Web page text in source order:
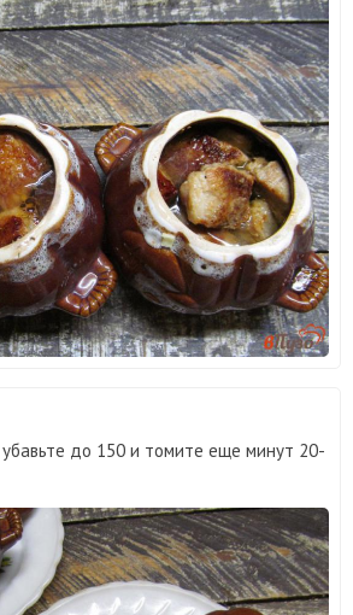
до 150 и томите еще минут 20-